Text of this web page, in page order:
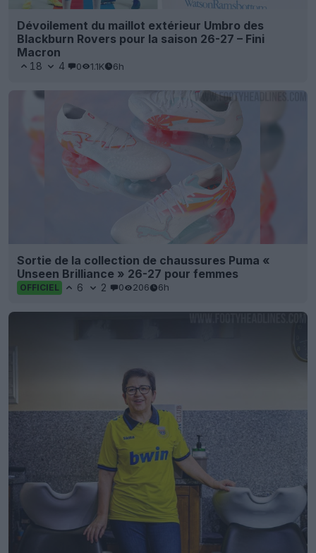
Dévoilement du maillot extérieur Umbro des
Blackburn Rovers pour la saison 26-27 – Fini
Macron
18 4 0 1.1K 6h
Sortie de la collection de chaussures Puma «
Unseen Brilliance » 26-27 pour femmes
OFFICIEL 6 2 0 206 6h